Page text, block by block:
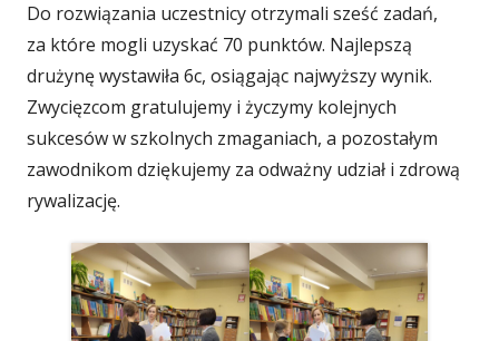
Do rozwiązania uczestnicy otrzymali sześć zadań,
za które mogli uzyskać 70 punktów. Najlepszą
drużynę wystawiła 6c, osiągając najwyższy wynik.
Zwycięzcom gratulujemy i życzymy kolejnych
sukcesów w szkolnych zmaganiach, a pozostałym
zawodnikom dziękujemy za odważny udział i zdrową
rywalizację.